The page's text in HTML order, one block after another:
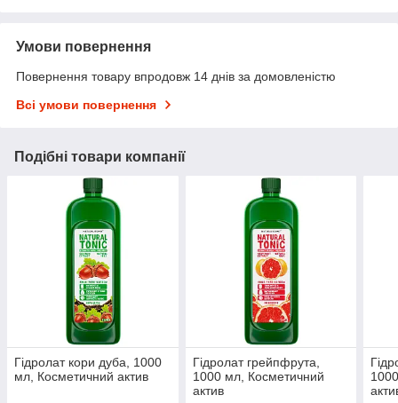
Умови повернення
Повернення товару впродовж 14 днів за домовленістю
Всі умови повернення
Подібні товари компанії
Гідролат кори дуба, 1000
мл, Косметичний актив
Гідролат грейпфрута,
1000 мл, Косметичний
актив